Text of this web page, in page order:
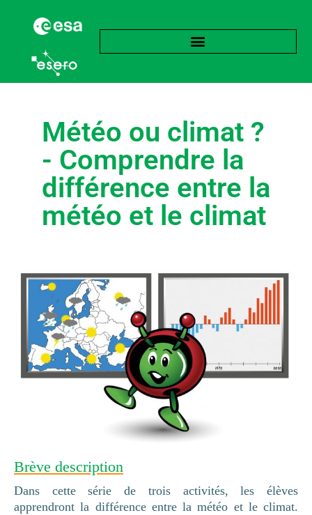
Météo ou climat ?
- Comprendre la
différence entre la
météo et le climat
Brève description
Dans cette série de trois activités, les élèves
apprendront la différence entre la météo et le climat.